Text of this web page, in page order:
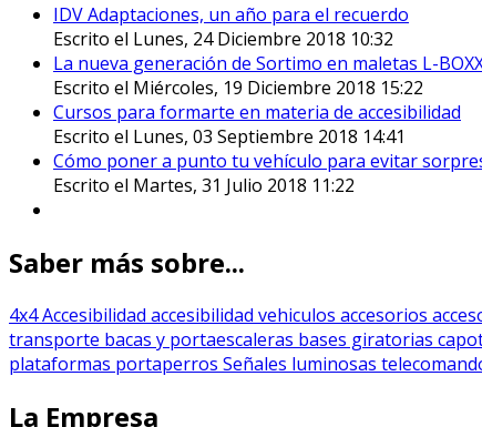
IDV Adaptaciones, un año para el recuerdo
Escrito el Lunes, 24 Diciembre 2018 10:32
La nueva generación de Sortimo en maletas L-
Escrito el Miércoles, 19 Diciembre 2018 15:22
Cursos para formarte en materia de accesibilidad
Escrito el Lunes, 03 Septiembre 2018 14:41
Cómo poner a punto tu vehículo para evitar
Escrito el Martes, 31 Julio 2018 11:22
Saber más sobre...
4x4Accesibilidad accesibilidad vehiculos accesorios
transporte bacas y portaescaleras bases giratorias
plataformas portaperros Señales luminosas
La Empresa